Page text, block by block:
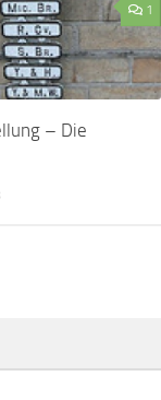
1
– Die